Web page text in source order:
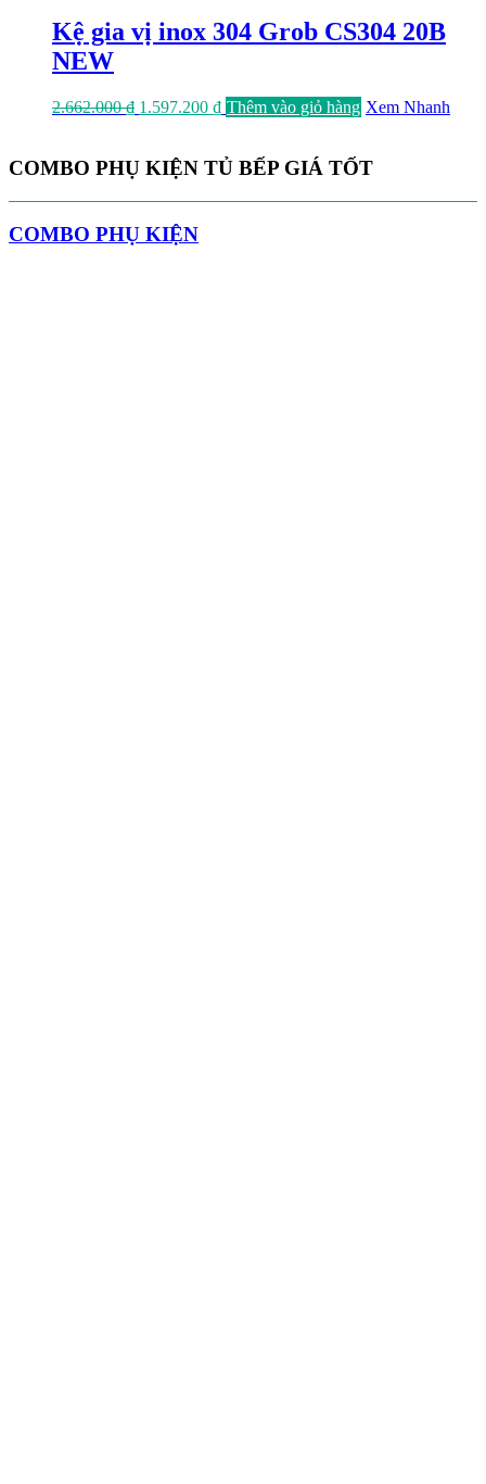
3.037.000 ₫.là:
1.822.200 ₫.
Kệ gia vị inox 304 Grob CS304 20B
NEW
2.662.000₫ Giá
2.662.000 ₫.
1.597.200 ₫Giá
là:
Thêm vào giỏ hàng Xem Nhanh
COMBO PHỤ KIỆN TỦ BẾP GIÁ TỐT
COMBO PHỤ KIỆN